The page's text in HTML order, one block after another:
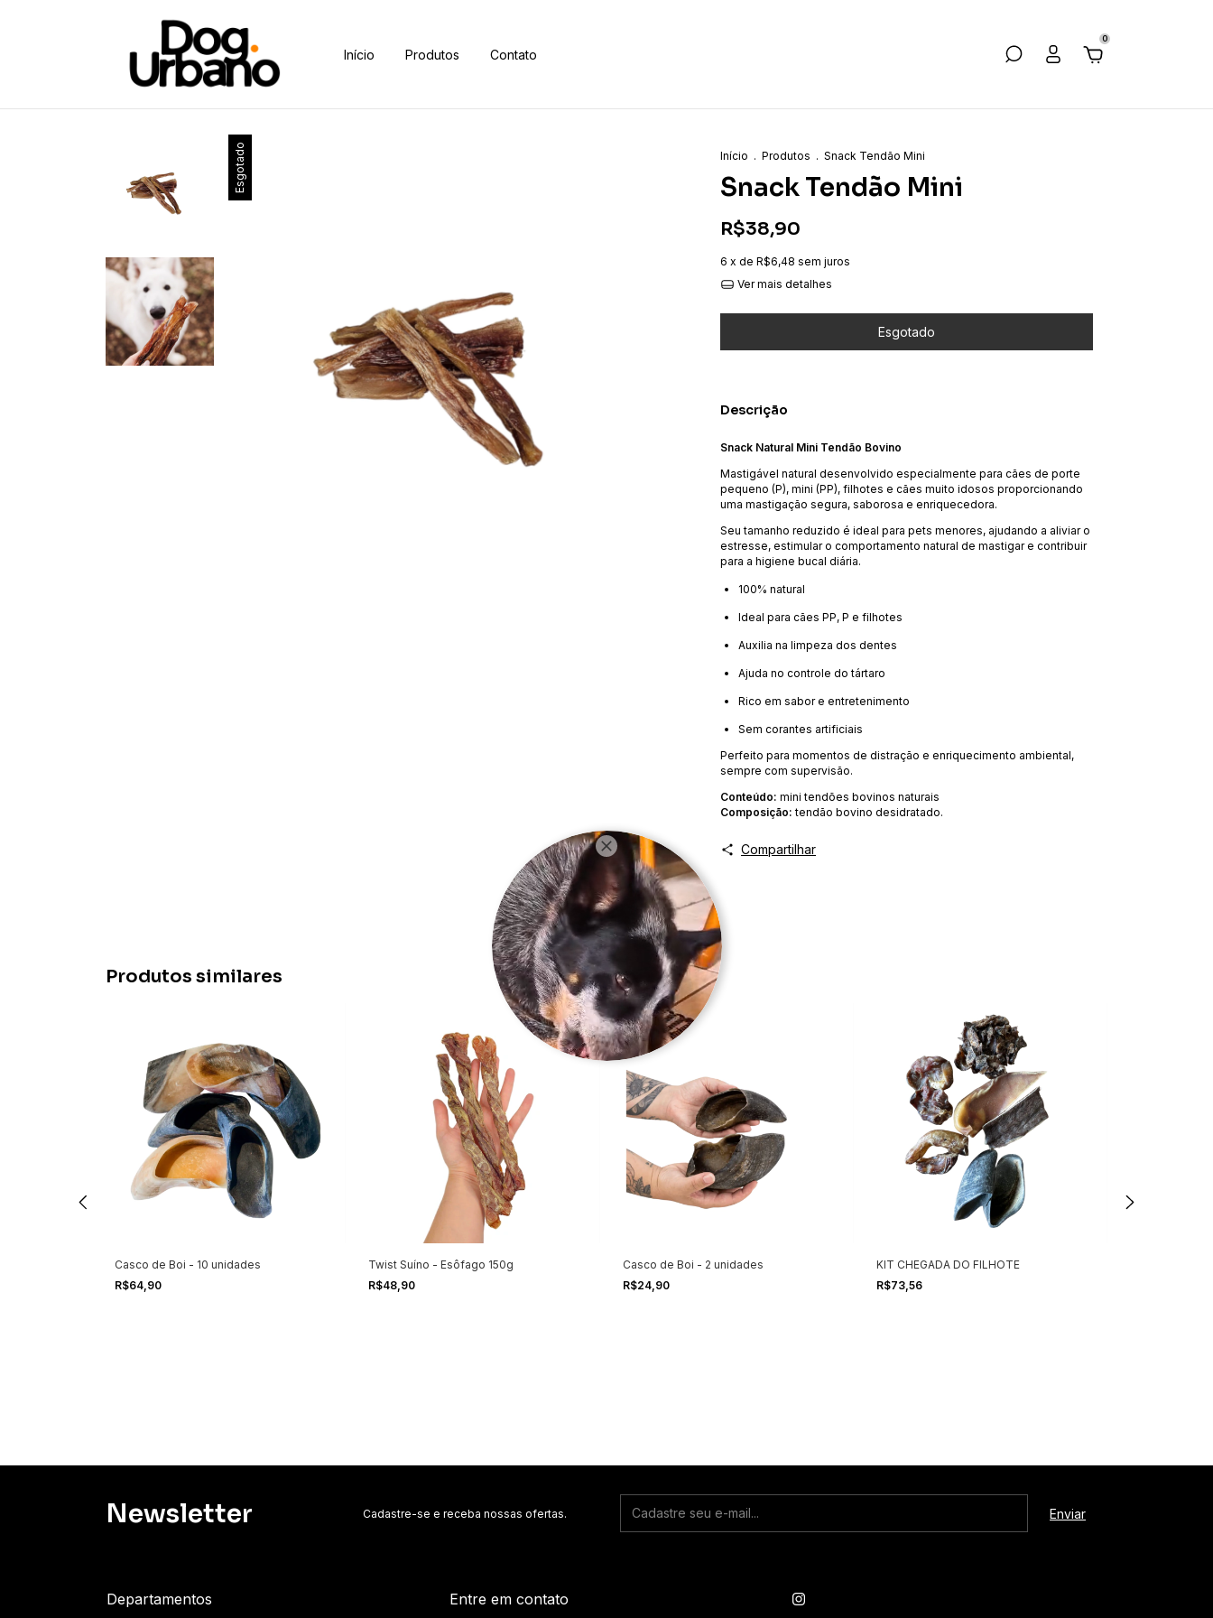
Início Produtos Contato
0
Esgotado Início . Produtos . Snack Tendão Mini
Snack Tendão Mini
R$38,90
6 x de R$6,48 sem juros
Ver mais detalhes
Descrição
Snack Natural Mini Tendão Bovino
Mastigável natural desenvolvido especialmente para cães de porte
pequeno (P), mini (PP), filhotes e cães muito idosos proporcionando
uma mastigação segura, saborosa e enriquecedora.
Seu tamanho reduzido é ideal para pets menores, ajudando a aliviar o
estresse, estimular o comportamento natural de mastigar e contribuir
para a higiene bucal diária.
100% natural
Ideal para cães PP, P e filhotes
Auxilia na limpeza dos dentes
Ajuda no controle do tártaro
Rico em sabor e entretenimento
Sem corantes artificiais
Perfeito para momentos de distração e enriquecimento ambiental,
sempre com supervisão.
Conteúdo: mini tendões bovinos naturais
Composição: tendão bovino desidratado.
Compartilhar
Produtos similares
Casco de Boi - 10 unidades
R$64,90
Twist Suíno - Esôfago 150g
R$48,90
Casco de Boi - 2 unidades
R$24,90
KIT CHEGADA DO FILHOTE
R$73,56
Newsletter Cadastre-se e receba nossas ofertas.
Departamentos Entre em contato